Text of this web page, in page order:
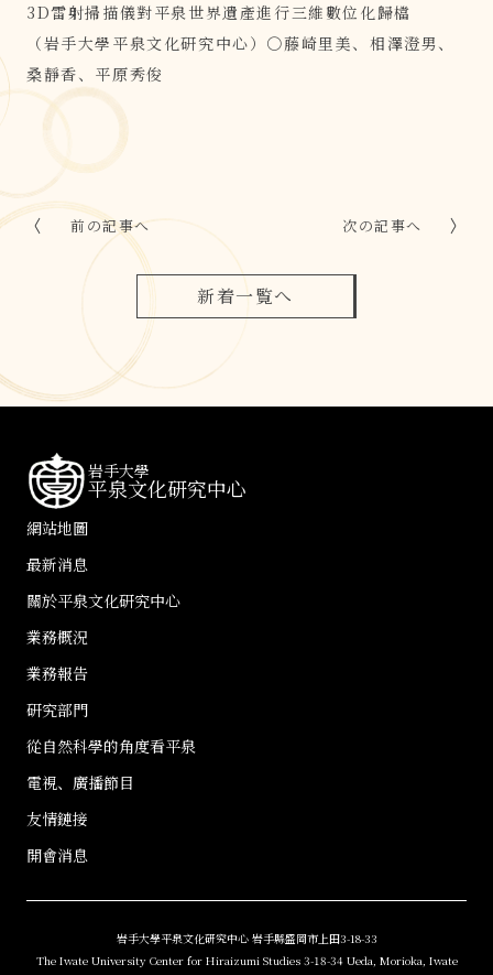
3D雷射掃描儀對平泉世界遺產進行三維數位化歸檔
（岩手大學平泉文化研究中心）○藤崎里美、相澤澄男、
桑靜香、平原秀俊
前の記事へ
新着一覧へ
次の記事へ
岩手大學
平泉文化研究中心
網站地圖
最新消息
關於平泉文化研究中心
業務概況
業務報告
研究部門
從自然科學的角度看平泉
電視、廣播節目
友情鏈接
開會消息
岩手大學平泉文化研究中心 岩手縣盛岡市上田3-18-33
The Iwate University Center for Hiraizumi Studies 3-18-34 Ueda, Morioka, Iwate